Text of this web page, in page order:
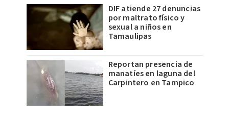
DIF atiende 27 denuncias
por maltrato físico y
sexual a niños en
Tamaulipas
Reportan presencia de
manatíes en laguna del
Carpintero en Tampico